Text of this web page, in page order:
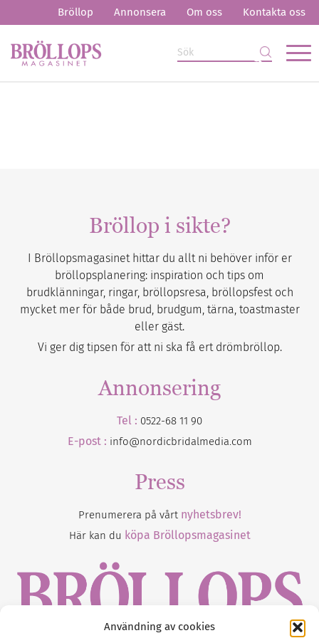
Användning av cookies
Bröllop Annonsera Om oss Kontakta oss
Bröllop i sikte?
I Bröllopsmagasinet hittar du allt ni behöver inför er
bröllopsplanering: inspiration och tips om
brudklänningar, ringar, bröllopsresa, bröllopsfest och
mycket mer för både brud, brudgum, tärna, toastmaster
eller gäst.
Vi ger dig tipsen för att ni ska få ert drömbröllop.
Annonsering
Tel : 0522-68 11 90
E-post : info@nordicbridalmedia.com
Press
Prenumerera på vårt nyhetsbrev!
Här kan du köpa Bröllopsmagasinet